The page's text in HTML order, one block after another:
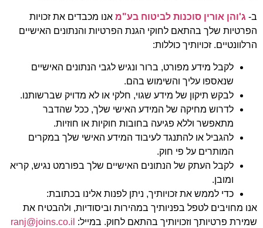
ב- ג'והן אורין סוכנות לביטוח בע"מ אנו מכבדים את זכויות
הפרטיות שלך בהתאם לחוקי הגנת הפרטיות והנתונים האישיים
הרלוונטיים. זכויותיך כוללות:
לקבל מידע מפורט, ברור ונגיש לגבי הנתונים האישיים
שנאספו עליך והשימוש בהם.
לבקש תיקון של מידע שגוי, חלקי או לא מדויק שברשותנו.
לדרוש מחיקה של המידע האישי שלך, ככל שהדבר
מתאפשר וללא פגיעה בחובות חוקיות או חוזיות.
להגביל או להתנגד לעיבוד המידע האישי שלך במקרים
המותרים על פי חוק.
לקבל העתק של הנתונים האישיים שלך בפורמט נגיש, קריא
ומובן.
כדי לממש את זכויותיך, ניתן לפנות אלינו בכתובת:
אנו מחויבים לטפל בפניותיך במהירות וביסודיות, ולהבטיח את
שמירת פרטיותך וזכויותיך בהתאם לחוק. במייל: ranj@joins.co.il